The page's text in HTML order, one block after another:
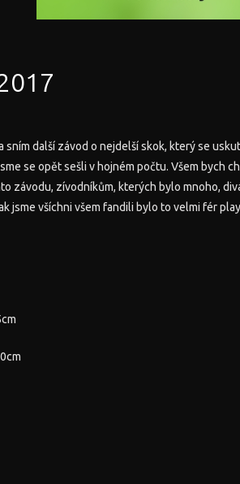
sním další závod o nejdelší skok, který se
se opět sešli v hojném počtu. Všem bych
závodu, zívodníkům, kterých bylo mnoho,
jsme všíchni všem fandili bylo to velmi fér